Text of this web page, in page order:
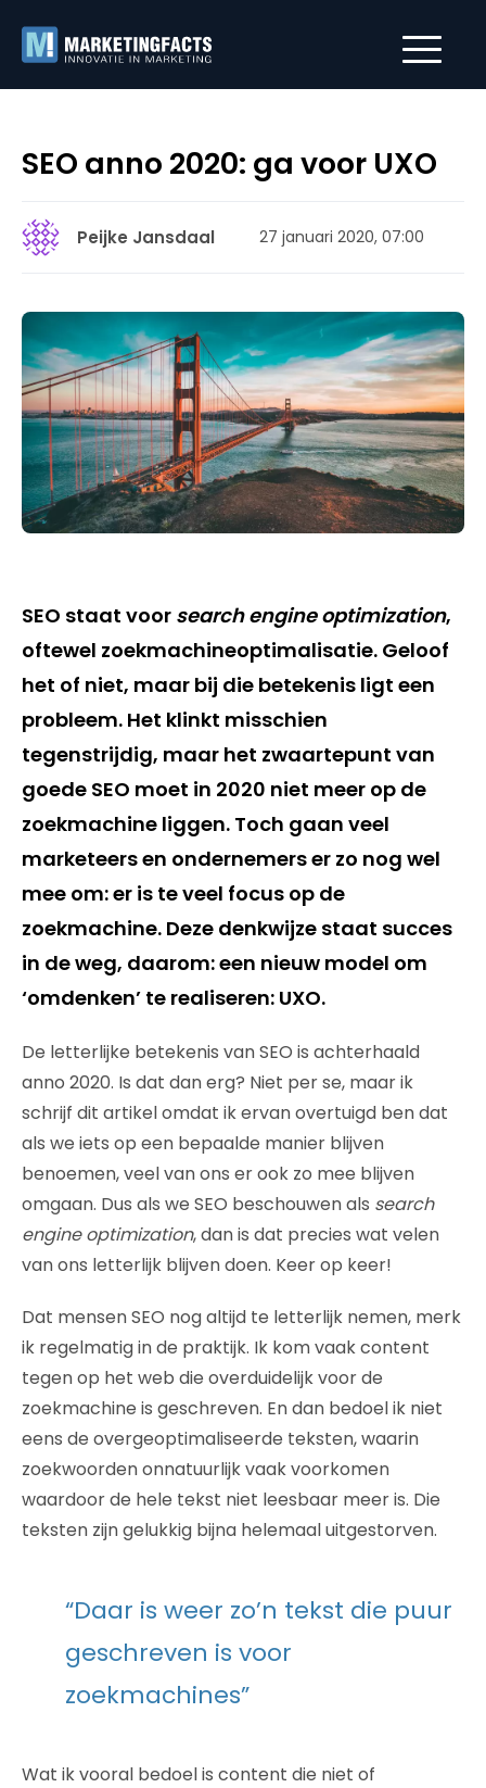
SEO anno 2020: ga voor UXO
Peijke Jansdaal 27 januari 2020, 07:00
SEO staat voor search engine optimization,
oftewel zoekmachineoptimalisatie. Geloof
het of niet, maar bij die betekenis ligt een
probleem. Het klinkt misschien
tegenstrijdig, maar het zwaartepunt van
goede SEO moet in 2020 niet meer op de
zoekmachine liggen. Toch gaan veel
marketeers en ondernemers er zo nog wel
mee om: er is te veel focus op de
zoekmachine. Deze denkwijze staat succes
in de weg, daarom: een nieuw model om
‘omdenken’ te realiseren: UXO.
De letterlijke betekenis van SEO is achterhaald
anno 2020. Is dat dan erg? Niet per se, maar ik
schrijf dit artikel omdat ik ervan overtuigd ben dat
als we iets op een bepaalde manier blijven
benoemen, veel van ons er ook zo mee blijven
omgaan. Dus als we SEO beschouwen als search
engine optimization, dan is dat precies wat velen
van ons letterlijk blijven doen. Keer op keer!
Dat mensen SEO nog altijd te letterlijk nemen, merk
ik regelmatig in de praktijk. Ik kom vaak content
tegen op het web die overduidelijk voor de
zoekmachine is geschreven. En dan bedoel ik niet
eens de overgeoptimaliseerde teksten, waarin
zoekwoorden onnatuurlijk vaak voorkomen
waardoor de hele tekst niet leesbaar meer is. Die
teksten zijn gelukkig bijna helemaal uitgestorven.
“Daar is weer zo’n tekst die puur
geschreven is voor
zoekmachines”
Wat ik vooral bedoel is content die niet of